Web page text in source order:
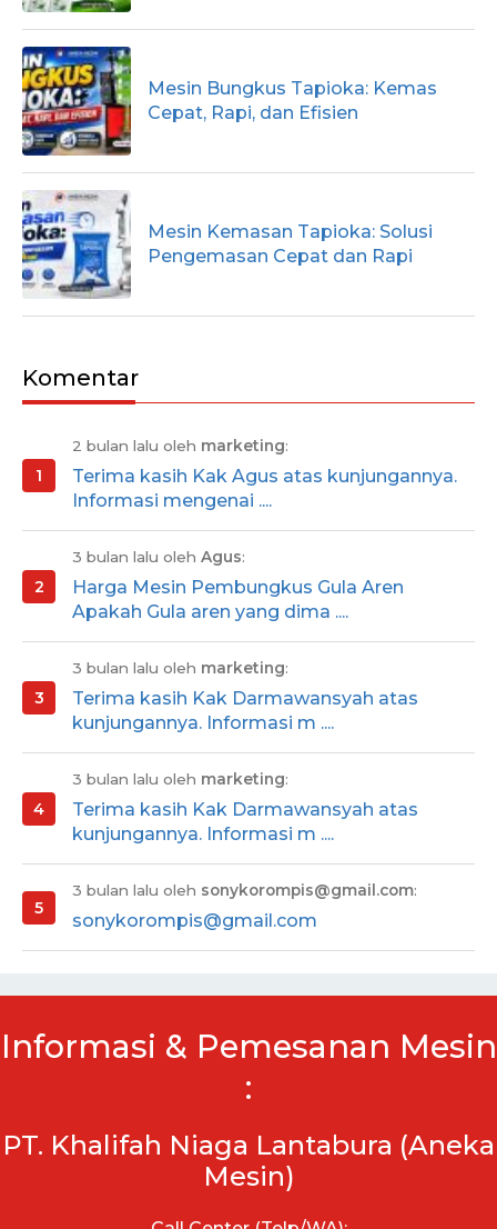
Mesin Bungkus Tapioka: Kemas
Cepat, Rapi, dan Efisien
Mesin Kemasan Tapioka: Solusi
Pengemasan Cepat dan Rapi
Komentar
2 bulan lalu oleh marketing:
Terima kasih Kak Agus atas kunjungannya.
Informasi mengenai ....
3 bulan lalu oleh Agus:
Harga Mesin Pembungkus Gula Aren
Apakah Gula aren yang dima ....
3 bulan lalu oleh marketing:
Terima kasih Kak Darmawansyah atas
kunjungannya. Informasi m ....
3 bulan lalu oleh marketing:
Terima kasih Kak Darmawansyah atas
kunjungannya. Informasi m ....
3 bulan lalu oleh sonykorompis@gmail.com:
sonykorompis@gmail.com
Informasi & Pemesanan Mesin
:
PT. Khalifah Niaga Lantabura (Aneka
Mesin)